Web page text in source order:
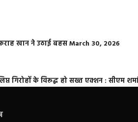
खान ने उठाई बहसMarch 30, 2026
गिरोहों के विरूद्ध हो सख्त एक्शन : सीएम